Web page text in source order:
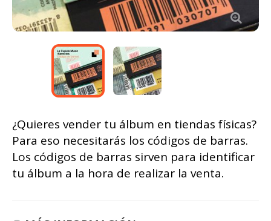
Ampliar
¿Quieres vender tu álbum en tiendas físicas?
Para eso necesitarás los códigos de barras.
Los códigos de barras sirven para identificar
tu álbum a la hora de realizar la venta.